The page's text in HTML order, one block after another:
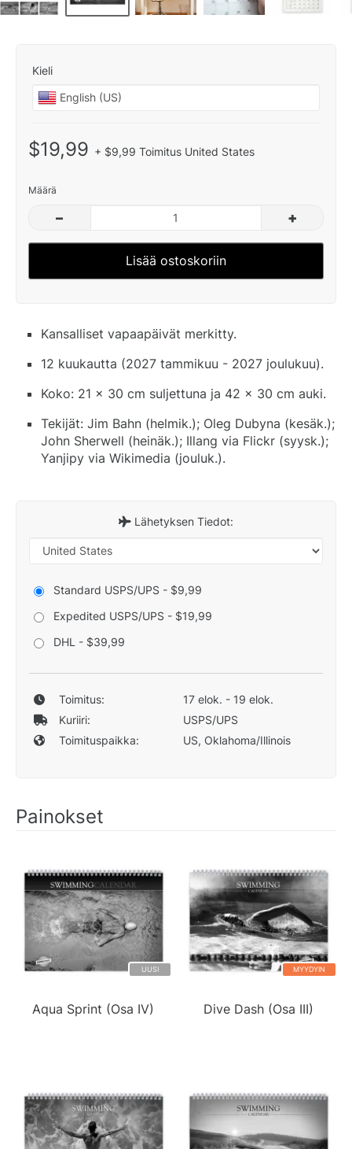
Kieli
$19,99 + $9,99 Toimitus United States
Määrä
– +
Lisää ostoskoriin
Kansalliset vapaapäivät merkitty.
12 kuukautta (2027 tammikuu - 2027 joulukuu).
Koko: 21 x 30 cm suljettuna ja 42 x 30 cm auki.
Tekijät: Jim Bahn (helmik.); Oleg Dubyna (kesäk.);
John Sherwell (heinäk.); Illang via Flickr (syysk.);
Yanjipy via Wikimedia (jouluk.).
Lähetyksen Tiedot:
Standard USPS/UPS - $9,99
Expedited USPS/UPS - $19,99
DHL - $39,99
Toimitus:
17 elok. - 19 elok.
Kuriiri:
USPS/UPS
Toimituspaikka:
US, Oklahoma/Illinois
Painokset
UUSI
Aqua Sprint (Osa IV)
MYYDYIN
Dive Dash (Osa III)